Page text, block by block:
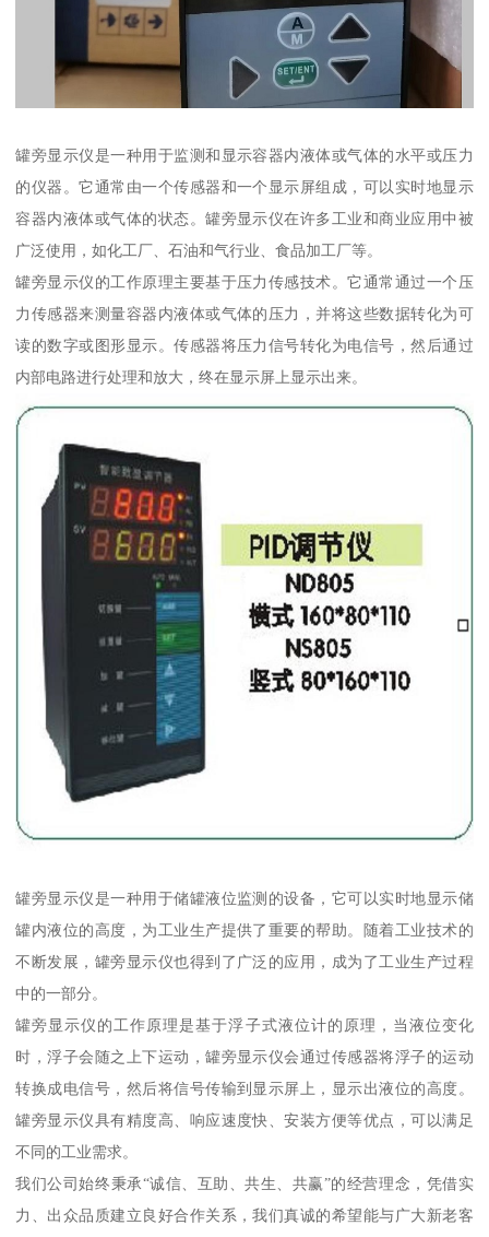
罐旁显示仪是一种用于监测和显示容器内液体或气体的水平或压力
的仪器。它通常由一个传感器和一个显示屏组成，可以实时地显示
容器内液体或气体的状态。罐旁显示仪在许多工业和商业应用中被
广泛使用，如化工厂、石油和气行业、食品加工厂等。
罐旁显示仪的工作原理主要基于压力传感技术。它通常通过一个压
力传感器来测量容器内液体或气体的压力，并将这些数据转化为可
读的数字或图形显示。传感器将压力信号转化为电信号，然后通过
内部电路进行处理和放大，终在显示屏上显示出来。
罐旁显示仪是一种用于储罐液位监测的设备，它可以实时地显示储
罐内液位的高度，为工业生产提供了重要的帮助。随着工业技术的
不断发展，罐旁显示仪也得到了广泛的应用，成为了工业生产过程
中的一部分。
罐旁显示仪的工作原理是基于浮子式液位计的原理，当液位变化
时，浮子会随之上下运动，罐旁显示仪会通过传感器将浮子的运动
转换成电信号，然后将信号传输到显示屏上，显示出液位的高度。
罐旁显示仪具有精度高、响应速度快、安装方便等优点，可以满足
不同的工业需求。
我们公司始终秉承“诚信、互助、共生、共赢”的经营理念，凭借实
力、出众品质建立良好合作关系，我们真诚的希望能与广大新老客